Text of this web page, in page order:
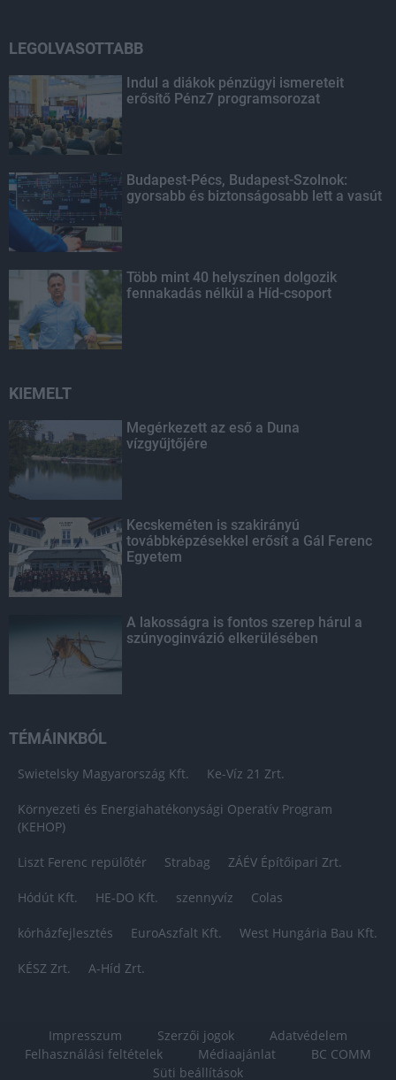
LEGOLVASOTTABB
Indul a diákok pénzügyi ismereteit
erősítő Pénz7 programsorozat
Budapest-Pécs, Budapest-Szolnok:
gyorsabb és biztonságosabb lett a vasút
Több mint 40 helyszínen dolgozik
fennakadás nélkül a Híd-csoport
KIEMELT
Megérkezett az eső a Duna
vízgyűjtőjére
Kecskeméten is szakirányú
továbbképzésekkel erősít a Gál Ferenc
Egyetem
A lakosságra is fontos szerep hárul a
szúnyoginvázió elkerülésében
TÉMÁINKBÓL
Swietelsky Magyarország Kft. Ke-Víz 21 Zrt.
Környezeti és Energiahatékonysági Operatív Program
(KEHOP)
Liszt Ferenc repülőtér Strabag ZÁÉV Építőipari Zrt.
Hódút Kft. HE-DO Kft. szennyvíz Colas
kórházfejlesztés EuroAszfalt Kft. West Hungária Bau Kft.
KÉSZ Zrt. A-Híd Zrt.
Impresszum Szerzői jogok
Adatvédelem
Felhasználási feltételek
Médiaajánlat
BC COMM
Süti beállítások